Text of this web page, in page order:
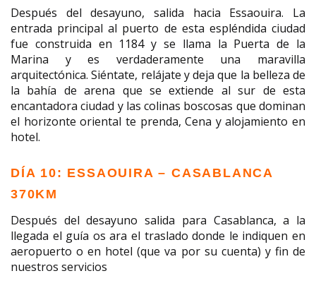
Después del desayuno, salida hacia Essaouira. La
entrada principal al puerto de esta espléndida ciudad
fue construida en 1184 y se llama la Puerta de la
Marina y es verdaderamente una maravilla
arquitectónica. Siéntate, relájate y deja que la belleza de
la bahía de arena que se extiende al sur de esta
encantadora ciudad y las colinas boscosas que dominan
el horizonte oriental te prenda, Cena y alojamiento en
hotel.
DÍA 10: ESSAOUIRA – CASABLANCA
370KM
Después del desayuno salida para Casablanca, a la
llegada el guía os ara el traslado donde le indiquen en
aeropuerto o en hotel (que va por su cuenta) y fin de
nuestros servicios